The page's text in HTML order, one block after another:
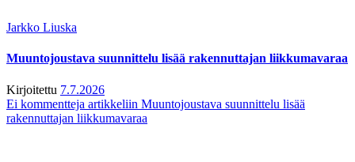
Jarkko Liuska
Muuntojoustava suunnittelu lisää rakennuttajan liikkumavaraa
Kirjoitettu 7.7.2026
Ei kommentteja artikkeliin Muuntojoustava suunnittelu lisää
rakennuttajan liikkumavaraa